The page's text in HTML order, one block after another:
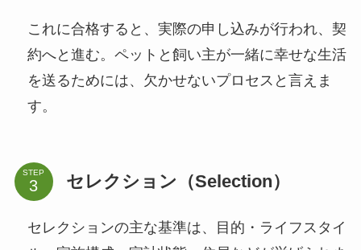
これに合格すると、実際の申し込みが行われ、契
約へと進む。ペットと飼い主が一緒に幸せな生活
を送るためには、欠かせないプロセスと言えま
す。
STEP セレクション（Selection）
セレクションの主な基準は、目的・ライフスタイ